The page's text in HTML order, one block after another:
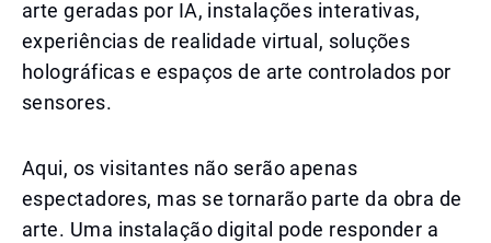
arte geradas por IA, instalações interativas,
experiências de realidade virtual, soluções
holográficas e espaços de arte controlados por
sensores.
Aqui, os visitantes não serão apenas
espectadores, mas se tornarão parte da obra de
arte. Uma instalação digital pode responder a